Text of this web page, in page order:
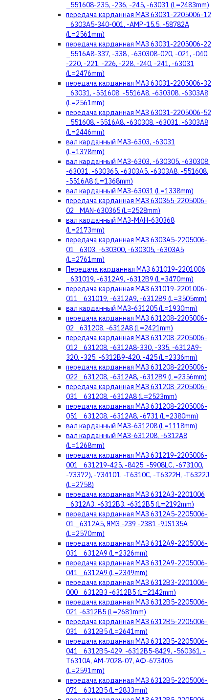
_551608-235, -236, -245, -63031 (L=2483mm)
передача карданная МАЗ 63031-2205006-12
_6303А5-340-001, -AMP-15.5, -58782A
(L=2561mm)
передача карданная МАЗ 63031-2205006-22
_5516А8-337, -338 , -630308-020, -021, -040,
-220, -221, -226, -228, -240, -241, -63031
(L=2476mm)
передача карданная МАЗ 63031-2205006-32
_63031, -551608, -5516А8, -630308, -6303А8
(L=2561mm)
передача карданная МАЗ 63031-2205006-52
_551608, -5516А8, -630308, -63031, -6303А8
(L=2446mm)
вал карданный МАЗ-6303, -63031
(L=1378mm)
вал карданный МАЗ-6303, -630305, -630308,
-63031, -630365, -6303А5, -6303А8, -551608,
-5516А8 (L=1368mm)
вал карданный МАЗ-63031 (L=1338mm)
передача карданная МАЗ 630365-2205006-
02 _MAN-630365 (L=2528mm)
вал карданный МАЗ-МАН-630368
(L=2173mm)
передача карданная МАЗ 6303А5-2205006-
01 _6303, -630300, -630305, -6303А5
(L=2761mm)
Передача карданная МАЗ 631019-2201006
_631019, -6312А9, -6312В9 (L=3470mm)
передача карданная МАЗ 631019-2201006-
011 _631019, -6312А9, -6312В9 (L=3505mm)
вал карданный МАЗ-631205 (L=1930mm)
передача карданная МАЗ 631208-2205006-
02 _631208, -6312А8 (L=2421mm)
передача карданная МАЗ 631208-2205006-
012 _631208, -6312А8-330, -335, -6312А9-
320, -325, -6312В9-420, -425 (L=2336mm)
передача карданная МАЗ 631208-2205006-
022 _631208, -6312А8, -6312В9 (L=2356mm)
передача карданная МАЗ 631208-2205006-
031 _631208, -6312А8 (L=2523mm)
передача карданная МАЗ 631208-2205006-
051 _631208, -6312А8, -6731 (L=2380mm)
вал карданный МАЗ-631208 (L=1118mm)
вал карданный МАЗ-631208, -6312А8
(L=1268mm)
передача карданная МАЗ 631219-2205006-
001 _631219-425, -8425, -5908LC, -673100,
-73372), -734101, -T6310С, -T6322H, -T6322J
(L=2758)
передача карданная МАЗ 6312А3-2201006
_6312А3, -6312В3, -6312В5 (L=2192mm)
передача карданная МАЗ 6312А5-2205006-
01 _6312А5, ЯМЗ -239 -2381 -9JS135A
(L=2570mm)
передача карданная МАЗ 6312А9-2205006-
031 _6312А9 (L=2326mm)
передача карданная МАЗ 6312А9-2205006-
041 _6312А9 (L=2349mm)
передача карданная МАЗ 6312В3-2201006-
000 _6312В3 -6312В5 (L=2142mm)
передача карданная МАЗ 6312В5-2205006-
021 -6312В5 (L=2681mm)
передача карданная МАЗ 6312В5-2205006-
031 _6312В5 (L=2641mm)
передача карданная МАЗ 6312В5-2205006-
041 _6312В5-429, -6312В5-8429, -560361, -
T6310A, АМ-7028-07, АФ-673405
(L=2591mm)
передача карданная МАЗ 6312В5-2205006-
071 _6312В5 (L=2833mm)